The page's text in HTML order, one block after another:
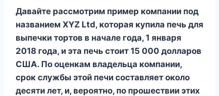
Давайте рассмотрим пример компании под
названием XYZ Ltd, которая купила печь для
выпечки тортов в начале года, 1 января
2018 года, и эта печь стоит 15 000 долларов
США. По оценкам владельца компании,
срок службы этой печи составляет около
десяти лет, и, вероятно, по прошествии этих